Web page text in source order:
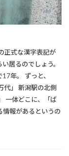
正式な漢字表記が
居るのでしょう。
年。 ずっと、
代」 新潟駅の北側
一体どこに、「ば
情報があるというの